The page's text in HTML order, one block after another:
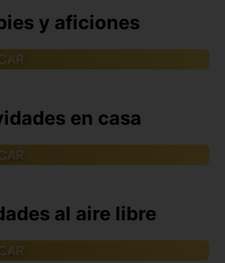
y aficiones
en casa
al aire libre